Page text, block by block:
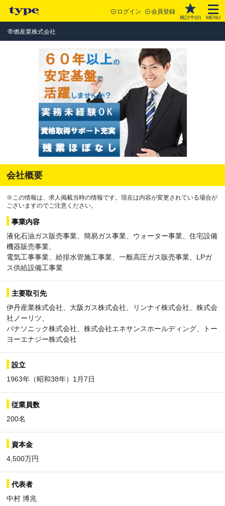
ログイン 会員登録
検討中(0) MENU
帝燃産業株式会社
会社概要
※この情報は、求人掲載当時の情報です。現在は内容が変更されている場合が
ございますのでご注意ください。
事業内容
液化石油ガス販売事業、簡易ガス事業、ウォーター事業、住宅設備
機器販売事業、
電気工事事業、給排水管施工事業、一般高圧ガス販売事業、LPガ
ス供給設備工事業
主要取引先
伊丹産業株式会社、大阪ガス株式会社、リンナイ株式会社、株式会
社ノーリツ、
パナソニック株式会社、株式会社エネサンスホールディング、トー
ヨーエナジー株式会社
設立
1963年（昭和38年）1月7日
従業員数
200名
資本金
4,500万円
代表者
中村 博兆